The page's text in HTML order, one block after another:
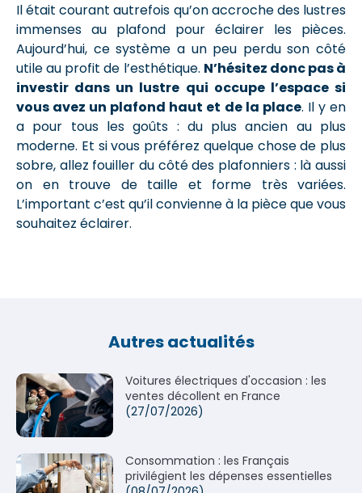
Il était courant autrefois qu’on accroche des lustres
immenses au plafond pour éclairer les pièces.
Aujourd’hui, ce système a un peu perdu son côté
utile au profit de l’esthétique. N’hésitez donc pas à
investir dans un lustre qui occupe l’espace si
vous avez un plafond haut et de la place. Il y en
a pour tous les goûts : du plus ancien au plus
moderne. Et si vous préférez quelque chose de plus
sobre, allez fouiller du côté des plafonniers : là aussi
on en trouve de taille et forme très variées.
L’important c’est qu’il convienne à la pièce que vous
souhaitez éclairer.
Autres actualités
Voitures électriques d'occasion : les
ventes décollent en France
(27/07/2026)
Consommation : les Français
privilégient les dépenses essentielles